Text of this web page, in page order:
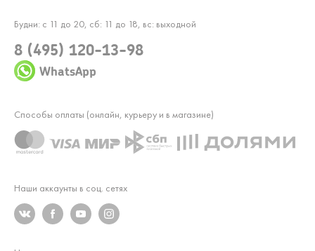
Будни: с 11 до 20, сб: 11 до 18, вс: выходной
8 (495) 120-13-98
WhatsApp
Наши аккаунты в соц. сетях
Способы оплаты (онлайн, курьеру и в магазине)